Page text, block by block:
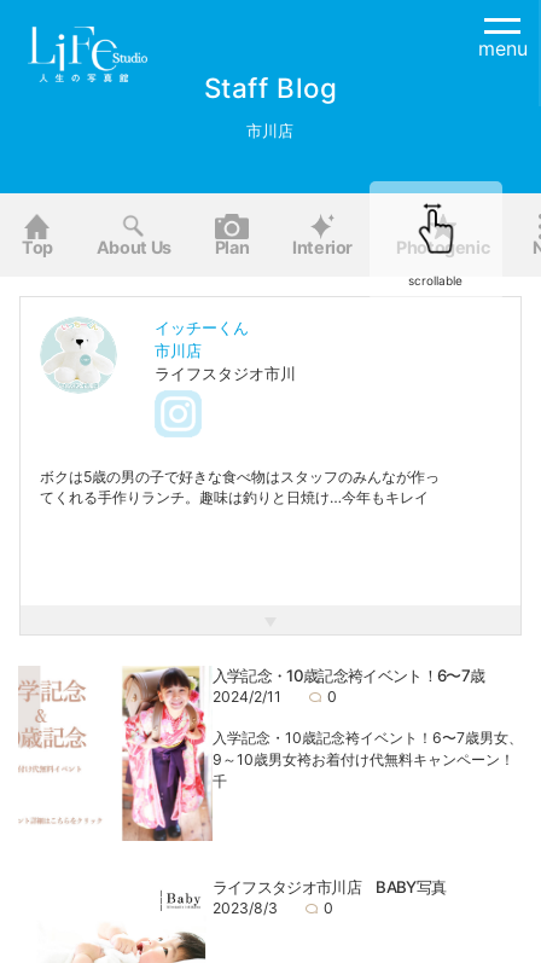
menu
Staff Blog
市川店
Top About Us Plan Interior Photogenic
scrollable
イッチーくん
市川店
ライフスタジオ市川
ボクは5歳の男の子で好きな食べ物はスタッフのみんなが作っ
てくれる手作りランチ。趣味は釣りと日焼け…今年もキレイ
２． 市川市の地域情報(イッチーの探検)
３． 子育て情報(イッチーの学び)
ライフスタジオ市川店の熱烈大ファンのイッチーくんがお届
けする子供写真スタジオにまつわるお役立ち情報をご紹
介！！
入学記念・10歳記念袴イベント！6〜7歳
2024/2/11 0
入学記念・10歳記念袴イベント！6〜7歳男女、
9～10歳男女袴お着付け代無料キャンペーン！
千
ライフスタジオ市川店 BABY写真
2023/8/3 0